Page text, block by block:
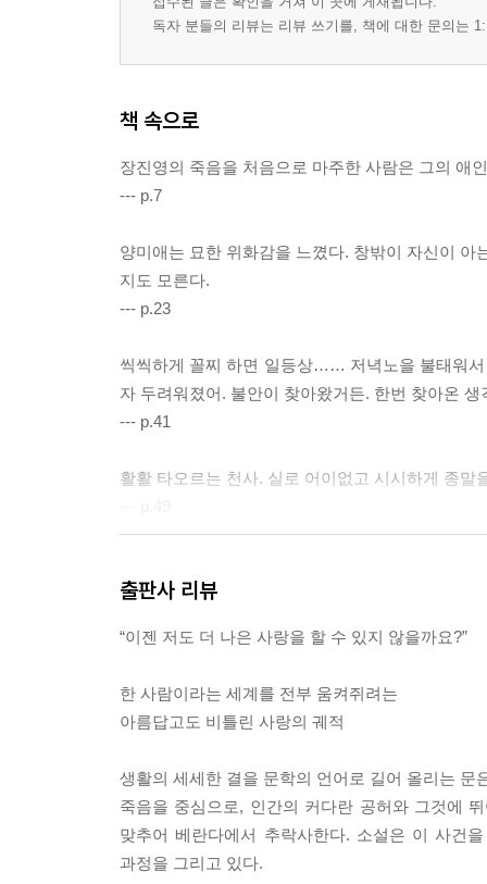
독자 분들의 리뷰는 리뷰 쓰기를, 책에 대한 문의는
책 속으로
장진영의 죽음을 처음으로 마주한 사람은 그의 애
--- p.7
양미애는 묘한 위화감을 느꼈다. 창밖이 자신이
지도 모른다.
--- p.23
씩씩하게 꼴찌 하면 일등상…… 저녁노을 불태워
자 두려워졌어. 불안이 찾아왔거든. 한번 찾아온
--- p.41
활활 타오르는 천사. 실로 어이없고 시시하게 종
--- p.69
누구에게나 찾아오기 마련인 고난과 불행이 자신
밤마다 책상 앞에 앉아 문장을 써. 수십 번 쓰고
--- p.126
장진영은 엉망으로 비틀린 부분을 특별한 아름다
--- p.127
출판사 리뷰
“이젠 저도 더 나은 사랑을 할 수 있지 않을까요?”
한 사람이라는 세계를 전부 움켜쥐려는
아름답고도 비틀린 사랑의 궤적
생활의 세세한 결을 문학의 언어로 길어 올리는
죽음을 중심으로, 인간의 커다란 공허와 그것에
맞추어 베란다에서 추락사한다. 소설은 이 사건
과정을 그리고 있다.